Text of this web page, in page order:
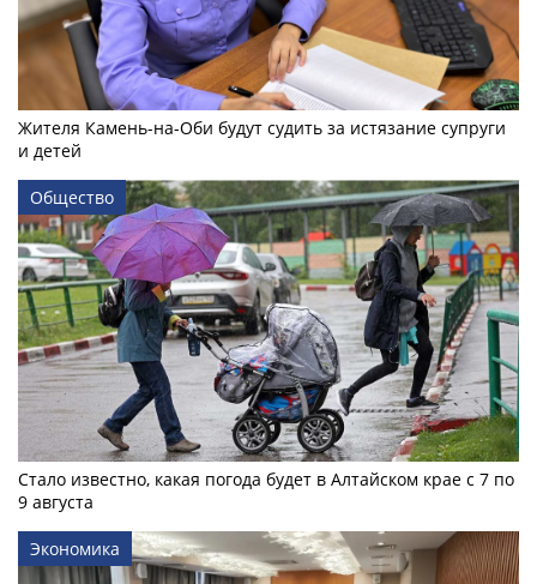
Жителя Камень-на-Оби будут судить за истязание супруги
и детей
Общество
Стало известно, какая погода будет в Алтайском крае с 7 по
9 августа
Экономика